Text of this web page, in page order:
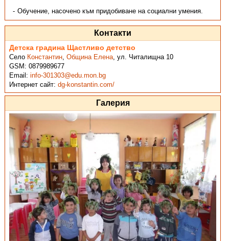
Обучение, насочено към придобиване на социални умения.
Контакти
Детска градина Щастливо детство
Село Константин,Община Елена,ул. Читалищна 10
GSM:0879989677
Email:info-301303@edu.mon.bg
Интернет сайт:dg-konstantin.com/
Галерия